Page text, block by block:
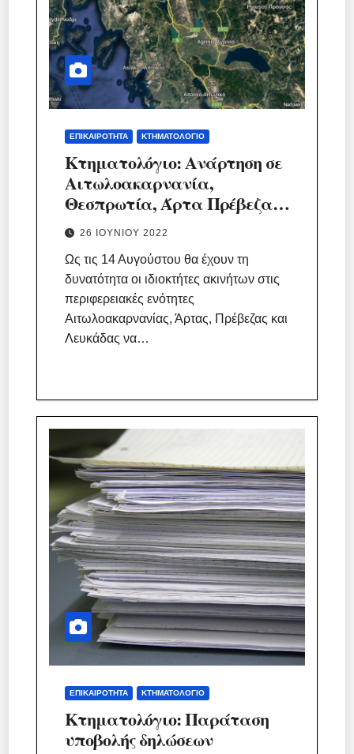
ΕΠΙΚΑΙΡΌΤΗΤΑ ΚΤΗΜΑΤΟΛΌΓΙΟ
Κτηματολόγιο: Ανάρτηση σε
Αιτωλοακαρνανία,
Θεσπρωτία, Άρτα Πρέβεζα,
Λευκάδα
26 ΙΟΥΝΊΟΥ 2022
Ως τις 14 Αυγούστου θα έχουν τη
δυνατότητα οι ιδιοκτήτες ακινήτων στις
περιφερειακές ενότητες
Αιτωλοακαρνανίας, Άρτας, Πρέβεζας και
Λευκάδας να…
ΕΠΙΚΑΙΡΌΤΗΤΑ ΚΤΗΜΑΤΟΛΌΓΙΟ
Κτηματολόγιο: Παράταση
υποβολής δηλώσεων